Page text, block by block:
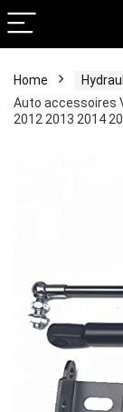
Home
Auto accessoires
2012 2013 2014